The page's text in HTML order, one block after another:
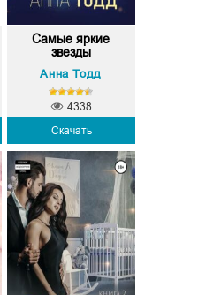
Самые яркие
звезды
Анна Тодд
Скачать
4338